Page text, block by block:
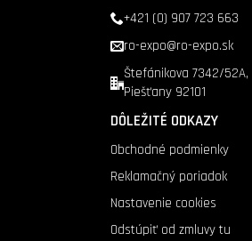
+421 (0) 907 723 663
ro-expo@ro-expo.sk
Štefánikova 7342/52A,
Piešťany 92101
DÔLEŽITÉ ODKAZY
Obchodné podmienky
Reklamačný poriadok
Nastavenie cookies
Odstúpiť od zmluvy tu